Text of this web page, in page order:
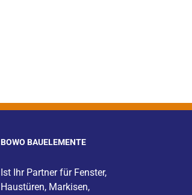
BOWO BAUELEMENTE
Ist Ihr Partner für Fenster,
Haustüren, Markisen,